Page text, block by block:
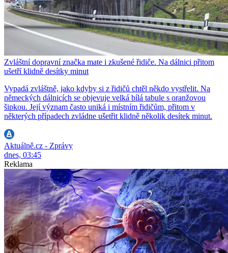
Zvláštní dopravní značka mate i zkušené řidiče. Na dálnici přitom
ušetří klidně desítky minut
Vypadá zvláštně, jako kdyby si z řidičů chtěl někdo vystřelit. Na
německých dálnicích se objevuje velká bílá tabule s oranžovou
šipkou. Její význam často uniká i místním řidičům, přitom v
některých případech zvládne ušetřit klidně několik desítek minut.
Aktuálně.cz - Zprávy
dnes, 03:45
Reklama